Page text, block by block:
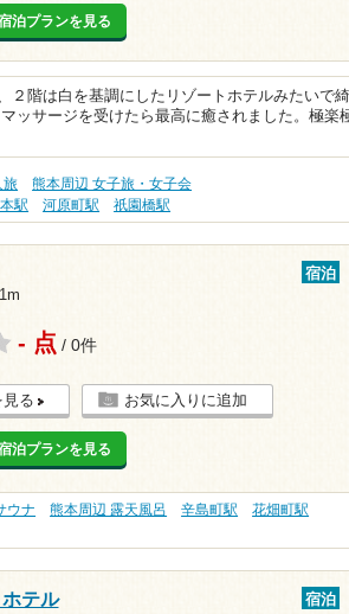
泊プランを見る
２階は白を基調にしたリゾートホテルみたいで
ッサージを受けたら最高に癒されました。極楽
旅
熊本周辺 女子旅・女子会
駅 河原町駅 祇園橋駅
宿泊
- 点 / 0件
る お気に入りに追加
泊プランを見る
ウナ 熊本周辺 露天風呂 辛島町駅
花畑町駅
テル
宿泊